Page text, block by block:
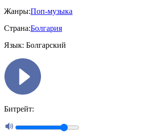
Жанры:Поп-музыка
Страна:Болгария
Язык: Болгарский
Битрейт: